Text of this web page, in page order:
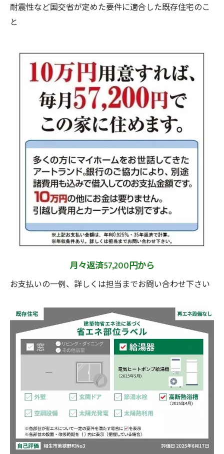
耐震性など国交省が定めた要件に適合した既存住宅のこ
と
月々返済57,200円から
お支払いの一例、詳しくは担当までお問い合わせ下さい